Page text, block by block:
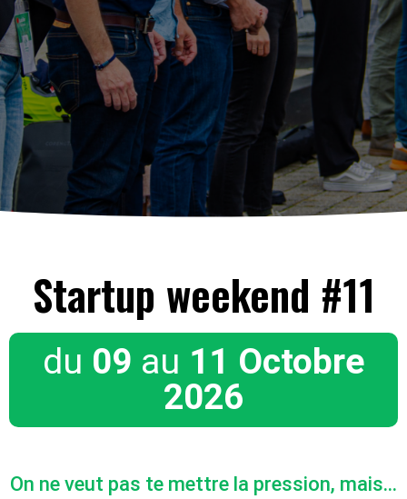
Startup weekend #11
du 09 au 11 Octobre
2026
On ne veut pas te mettre la pression, mais...